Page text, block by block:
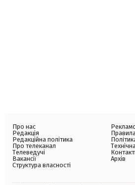
Про нас
Редакція
Редакційна політика
Про телеканал
Телеведучі
Вакансії
Структура власності
Архів